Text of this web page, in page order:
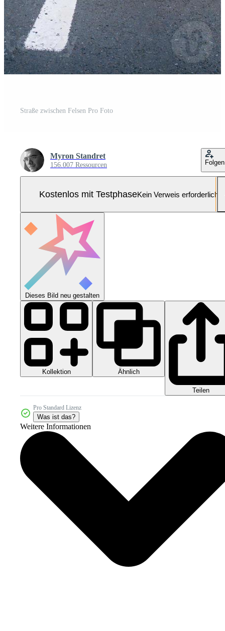
Straße zwischen Felsen Pro Foto
Myron Standret
156.007 Ressourcen Folgen
Kostenlos mit TestphaseKein Verweis erforderlich
Dieses Bild neu gestalten
Kollektion Ähnlich
Teilen
Pro Standard Lizenz
Was ist das?
Weitere Informationen